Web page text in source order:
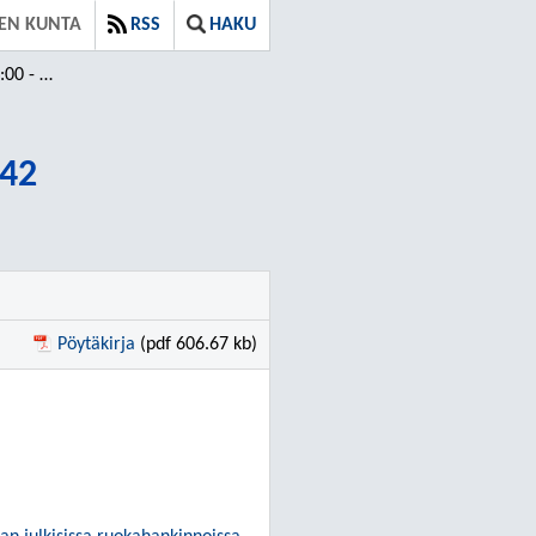
KUNTA RSS HAKU
Pöytäkirja (pdf 606.67 kb)